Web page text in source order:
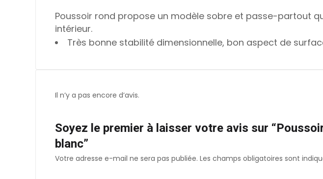
Poussoir rond propose un modèle sobre et passe-partout
intérieur.
Très bonne stabilité dimensionnelle, bon aspect de
Il n’y a pas encore d’avis.
Soyez le premier à laisser votre avis sur
blanc”
Votre adresse e-mail ne sera pas publiée. Les champs obligatoires sont